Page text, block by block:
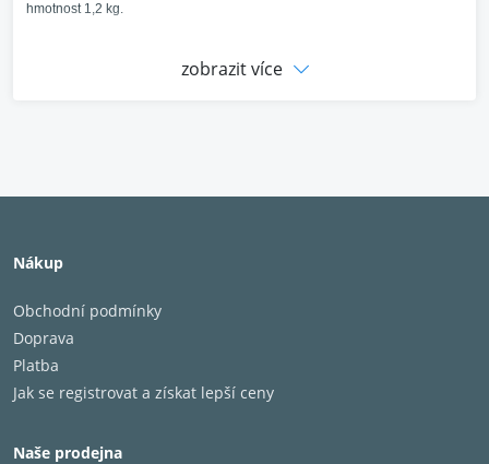
hmotnost 1,2 kg.
- Náhrada za stávající kovový talířzobrazit více
Nákup
Obchodní podmínky
Doprava
Platba
Jak se registrovat a získat lepší ceny
Naše prodejna